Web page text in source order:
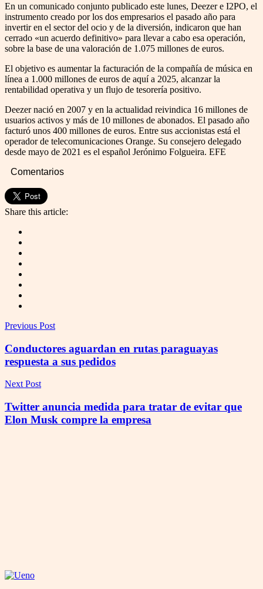
En un comunicado conjunto publicado este lunes, Deezer e I2PO, el
instrumento creado por los dos empresarios el pasado año para
invertir en el sector del ocio y de la diversión, indicaron que han
cerrado «un acuerdo definitivo» para llevar a cabo esa operación,
sobre la base de una valoración de 1.075 millones de euros.
El objetivo es aumentar la facturación de la compañía de música en
línea a 1.000 millones de euros de aquí a 2025, alcanzar la
rentabilidad operativa y un flujo de tesorería positivo.
Deezer nació en 2007 y en la actualidad reivindica 16 millones de
usuarios activos y más de 10 millones de abonados. El pasado año
facturó unos 400 millones de euros. Entre sus accionistas está el
operador de telecomunicaciones Orange. Su consejero delegado
desde mayo de 2021 es el español Jerónimo Folgueira. EFE
Comentarios
Share this article:
Previous Post
Conductores aguardan en rutas paraguayas
respuesta a sus pedidos
Next Post
Twitter anuncia medida para tratar de evitar que
Elon Musk compre la empresa